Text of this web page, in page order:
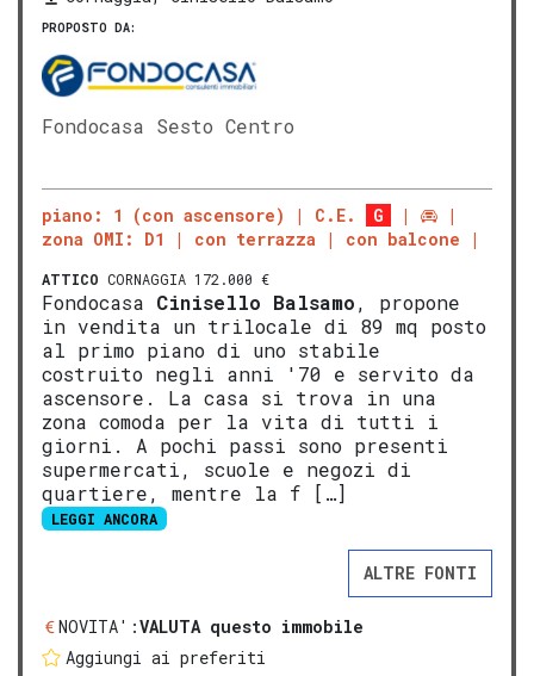
PROPOSTO DA:
Fondocasa Sesto Centro
piano: 1 (con ascensore) C.E.
G
zona OMI: D1
con terrazza con balcone
ATTICO CORNAGGIA 172.000 €
Fondocasa Cinisello Balsamo, propone
in vendita un trilocale di 89 mq posto
al primo piano di uno stabile
costruito negli anni '70 e servito da
ascensore. La casa si trova in una
zona comoda per la vita di tutti i
giorni. A pochi passi sono presenti
supermercati, scuole e negozi di
quartiere, mentre la f […]
LEGGI ANCORA
ALTRE FONTI
NOVITA':VALUTA questo immobile
Aggiungi ai preferiti